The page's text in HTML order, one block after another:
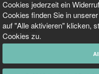
Cookies jederzeit ein
Cookies finden Sie in unserer
auf "Alle aktivieren" klicken,
Cookies zu.
AKTUELLE NACHRICHTEN
TARIFO.DE